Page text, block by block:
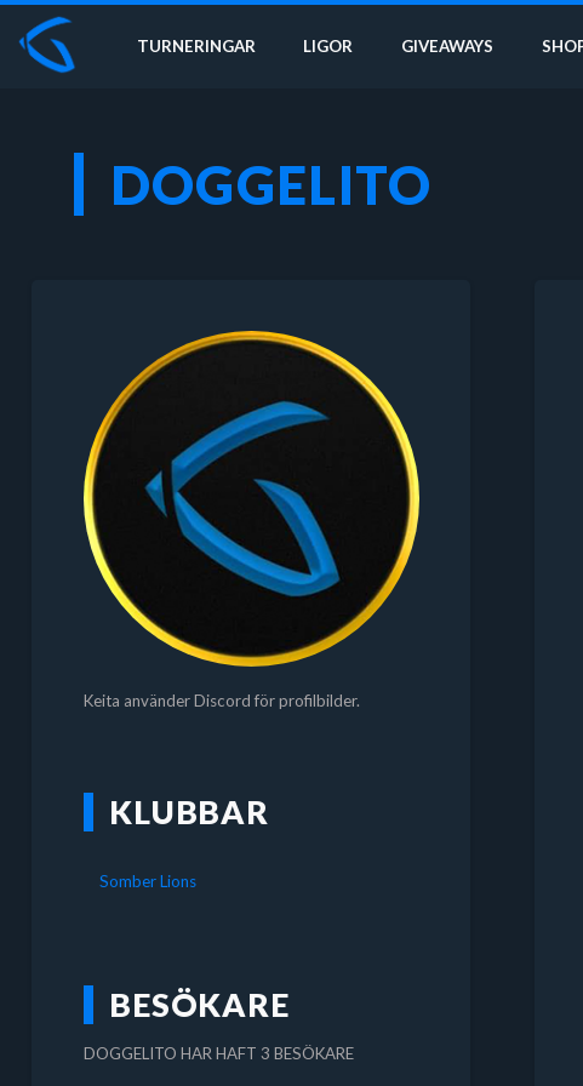
TURNERINGAR LIGOR GIVEAWAYS
DOGGELITO
Keita använder Discord för profilbilder.
KLUBBAR
Somber Lions
BESÖKARE
DOGGELITO HAR HAFT 3 BESÖKARE